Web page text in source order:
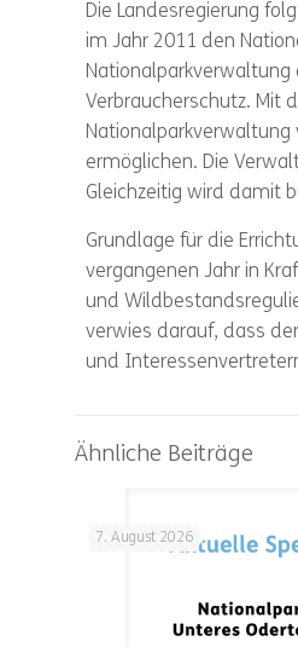
Die Landesregierung
im Jahr 2011 den
Verbraucherschutz. Mit
Nationalparkverwaltung
ermöglichen. Die
Gleichzeitig wird damit
Grundlage für die
vergangenen Jahr in
und
verwies darauf, dass
und
Ähnliche Beiträge
7. August 2026